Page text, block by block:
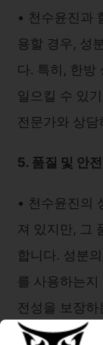
• 천수윤진과
용할 경우, 성
다. 특히, 한방
일으킬 수 있
전문가와 상
5. 품질 및 안
• 천수윤진의
져 있지만, 그
합니다. 성분
를 사용하는
전성을 보장